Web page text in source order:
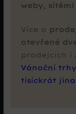
weby,
Více o
otevřené
prodejcích i
Vánoční
tisíckrát